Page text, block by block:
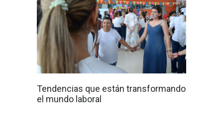
Tendencias que están transformando
el mundo laboral